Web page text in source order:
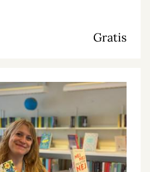
Gratis